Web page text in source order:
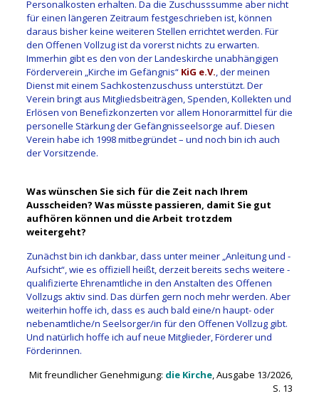
Personalkosten erhalten. Da die Zuschusssumme aber nicht
für einen längeren Zeitraum fest­geschrieben ist, können
daraus bisher keine weiteren Stellen errichtet werden. Für
den Offenen Vollzug ist da vorerst nichts zu erwarten.
Immerhin gibt es den von der Landeskirche unabhängigen
Förderverein „Kirche im Gefängnis“ KiG e.V., der meinen
Dienst mit einem Sachkostenzuschuss unterstützt. Der
Verein bringt aus Mitgliedsbeiträgen, Spenden, Kollekten und
Erlösen von Benefizkonzerten vor allem Honorarmittel für die
personelle Stärkung der Gefängnisseelsorge auf. Diesen
Verein habe ich 1998 mitbegründet – und noch bin ich auch
der Vorsitzende.
Was wünschen Sie sich für die Zeit nach Ihrem
Ausscheiden? Was müsste passieren, damit Sie gut
aufhören können und die Arbeit trotzdem
weitergeht?
Zunächst bin ich dankbar, dass unter meiner „Anleitung und ­
Aufsicht“, wie es offiziell heißt, derzeit bereits sechs weitere ­
qualifizierte Ehrenamtliche in den Anstalten des Offenen
Vollzugs aktiv sind. Das dürfen gern noch mehr werden. Aber
weiterhin ­hoffe ich, dass es auch bald eine/n haupt- oder
nebenamtliche/n Seelsorger/in für den Offenen Vollzug gibt.
Und natürlich hoffe ich auf neue Mitglieder, Förderer und
Förderinnen.
Mit freundlicher Genehmigung: die Kirche, Ausgabe 13/2026,
S. 13